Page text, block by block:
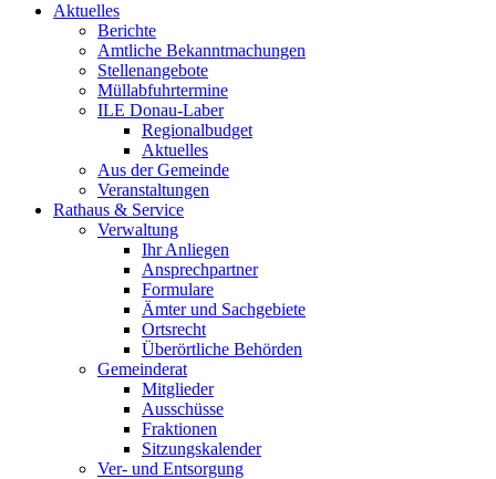
Aktuelles
Berichte
Amtliche Bekanntmachungen
Stellenangebote
Müllabfuhrtermine
ILE Donau-Laber
Regionalbudget
Aktuelles
Aus der Gemeinde
Veranstaltungen
Rathaus & Service
Verwaltung
Ihr Anliegen
Ansprechpartner
Formulare
Ämter und Sachgebiete
Ortsrecht
Überörtliche Behörden
Gemeinderat
Mitglieder
Ausschüsse
Fraktionen
Sitzungskalender
Ver- und Entsorgung